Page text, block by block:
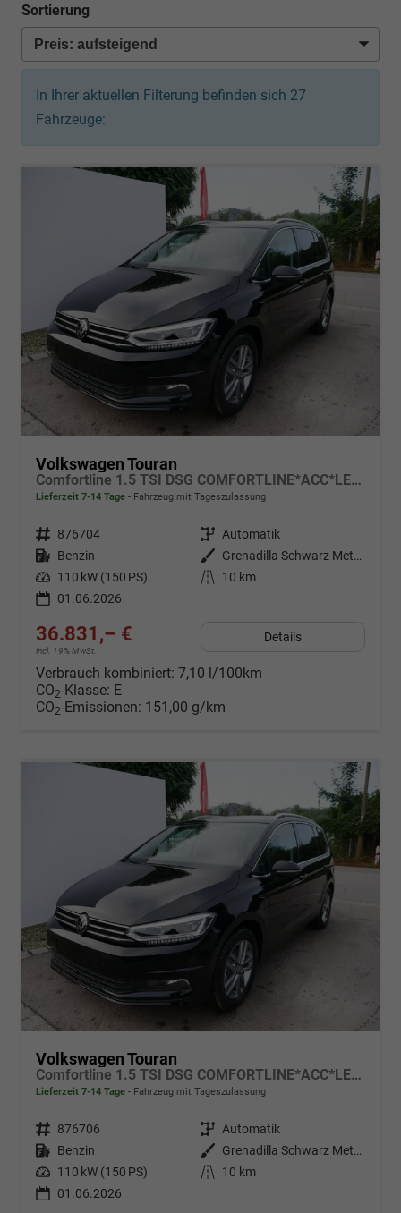
Sortierung
In Ihrer aktuellen Filterung befinden sich 27
Fahrzeuge:
Volkswagen Touran
Comfortline 1.5 TSI DSG COMFORTLINE*ACC*LED*PDC*KAMERA*NAVI*SHZ* 7-SITZER 17-ZOLL
Lieferzeit 7-14 Tage Fahrzeug mit Tageszulassung
Fahrzeugnr. 876704 Getriebe Automatik
Kraftstoff Benzin Außenfarbe
Grenadilla Schwarz Metallic
Leistung 110 kW (150 PS) Kilometerstand
10 km
01.06.2026
36.831,– €
incl. 19% MwSt.
Details
Verbrauch kombiniert: 7,10 l/100km
CO2-Klasse: E
CO2-Emissionen: 151,00 g/km
Volkswagen Touran
Comfortline 1.5 TSI DSG COMFORTLINE*ACC*LED*PDC*KAMERA*NAVI*SHZ* 7-SITZER 17-ZOLL
Lieferzeit 7-14 Tage Fahrzeug mit Tageszulassung
Fahrzeugnr. 876706 Getriebe Automatik
Kraftstoff Benzin Außenfarbe
Grenadilla Schwarz Metallic
Leistung 110 kW (150 PS) Kilometerstand
10 km
01.06.2026